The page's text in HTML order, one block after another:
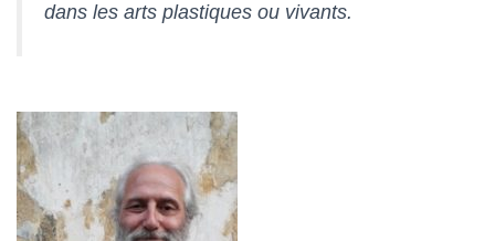
dans les arts plastiques ou vivants.